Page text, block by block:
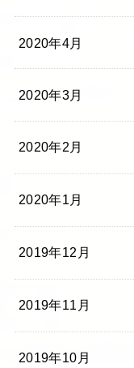
2020年4月
2020年3月
2020年2月
2020年1月
2019年12月
2019年11月
2019年10月